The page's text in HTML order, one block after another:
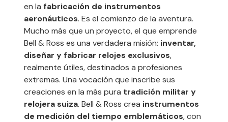
en la fabricación de instrumentos
aeronáuticos. Es el comienzo de la aventura.
Mucho más que un proyecto, el que emprende
Bell & Ross es una verdadera misión: inventar,
diseñar y fabricar relojes exclusivos,
realmente útiles, destinados a profesiones
extremas. Una vocación que inscribe sus
creaciones en la más pura tradición militar y
relojera suiza. Bell & Ross crea instrumentos
de medición del tiempo emblemáticos, con